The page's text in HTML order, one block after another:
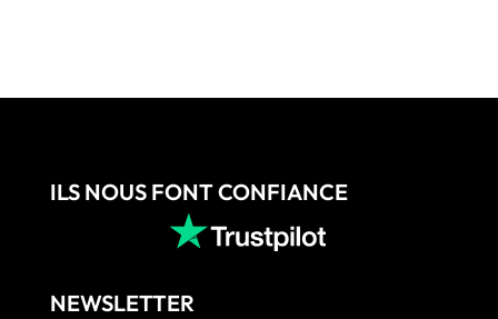
ILS NOUS FONT CONFIANCE
NEWSLETTER